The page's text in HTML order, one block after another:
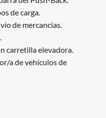
de carga.
de mercancías.
carretilla elevadora.
a de vehículos de